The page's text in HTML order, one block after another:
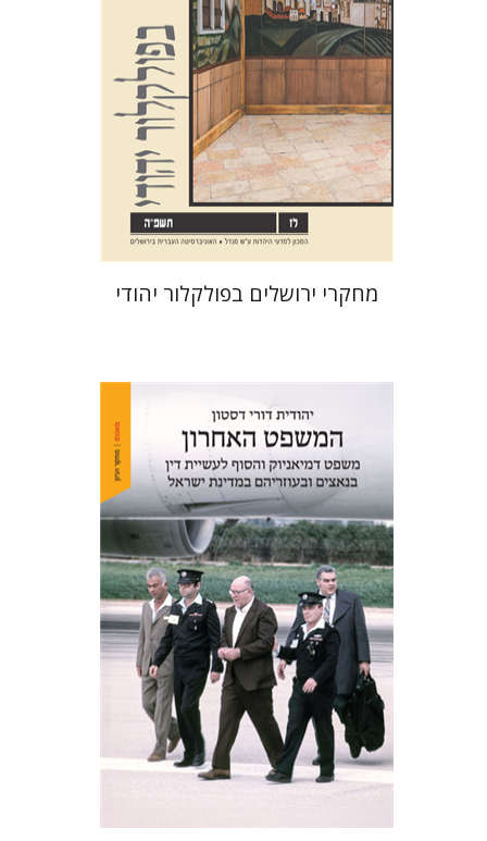
הנחת אתר ספר מודפס
$35
$32
מחקרי ירושלים בפולקלור יהודי
יהודית דורי דסטון
הנחת אתר ספר מודפס
$46
$41